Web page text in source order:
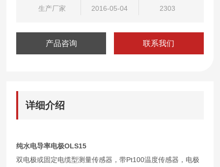
尤其适用于水和超纯水的电导率测量。测量范围取决于电
生产厂家
2016-05-04
2303
产品咨询 联系我们
详细介绍
纯水电导率电极OLS15
双电极或固定电缆型测量传感器，带Pt100温度传感器，电极